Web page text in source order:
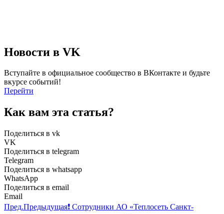
Новости в VK
Вступайте в официальное сообщество в ВКонтакте и будьте
вкурсе событий!
Перейти
Как вам эта статья?
Поделиться в vk
VK
Поделиться в telegram
Telegram
Поделиться в whatsapp
WhatsApp
Поделиться в email
Email
Пред.Предыдущая❗ Сотрудники АО «Теплосеть Санкт-